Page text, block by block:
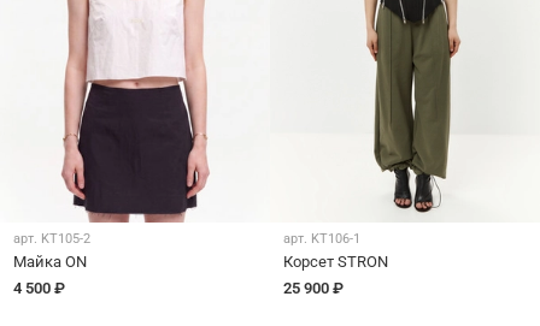
арт. KT105-2
Майка ON
4 500 ₽
арт. KT106-1
Корсет STRON
25 900 ₽